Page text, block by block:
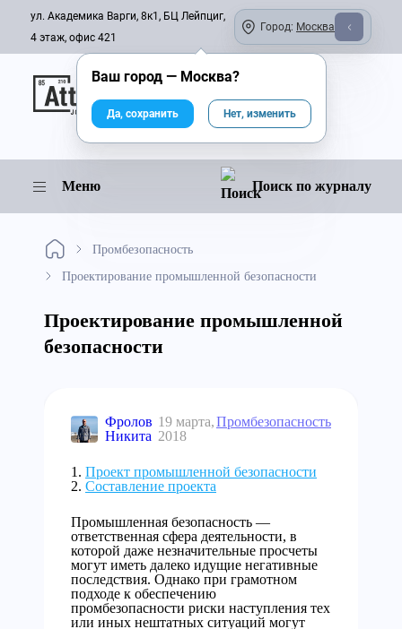
ул. Академика Варги, 8к1, БЦ Лейпциг,
4 этаж, офис 421
Город: Москва
Онлайн-журнал
Меню Поиск по журналу
Промбезопасность
Проектирование промышленной безопасности
Проектирование промышленной
безопасности
Фролов
Никита
19 марта,
2018
Промбезопасность
Проект промышленной безопасности
Составление проекта
Промышленная безопасность —
ответственная сфера деятельности, в
которой даже незначительные просчеты
могут иметь далеко идущие негативные
последствия. Однако при грамотном
подходе к обеспечению
промбезопасности риски наступления тех
или иных нештатных ситуаций могут
Ваш город — Москва?
Да, сохранить Нет, изменить